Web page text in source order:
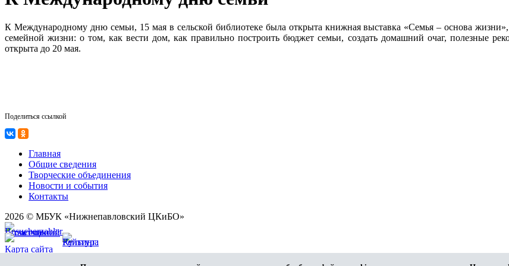
К Международному дню семьи, 15 мая в сельской библиотеке была открыта книжная выставка «Семья – основа
семейной жизни: о том, как вести дом, как правильно построить бюджет семьи, создать домашний очаг, полезные
открыта до 20 мая.
Поделиться ссылкой
Главная
Общие сведения
Творческие объединения
Новости и события
Контакты
2026 © МБУК «Нижнепавловский ЦКиБО»
Карта сайта